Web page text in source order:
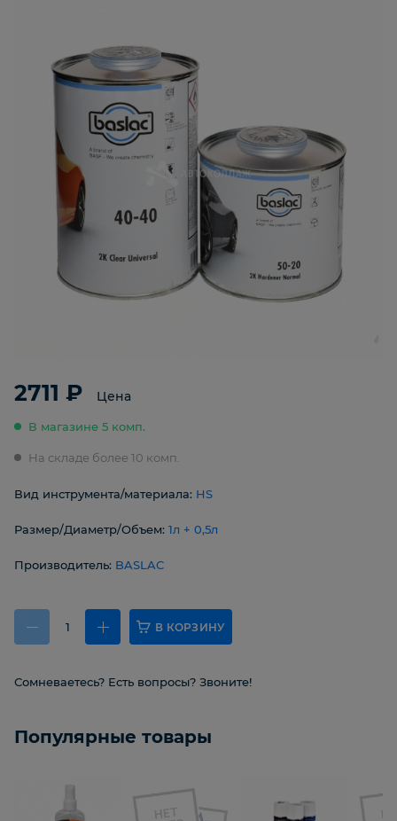
2711 ₽ Цена
В магазине 5 комп.
На складе более 10 комп.
Вид инструмента/материала: HS
Размер/Диаметр/Объем: 1л + 0,5л
Производитель: BASLAC
В КОРЗИНУ
Сомневаетесь? Есть вопросы? Звоните!
Популярные товары